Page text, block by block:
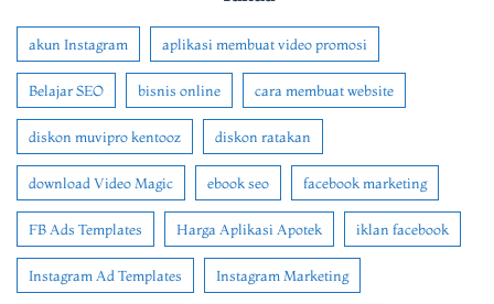
akun Instagram aplikasi membuat video promosi
Belajar SEO bisnis online cara membuat website
diskon muvipro kentooz diskon ratakan
download Video Magic ebook seo facebook marketing
FB Ads Templates Harga Aplikasi Apotek iklan facebook
Instagram Ad Templates Instagram Marketing